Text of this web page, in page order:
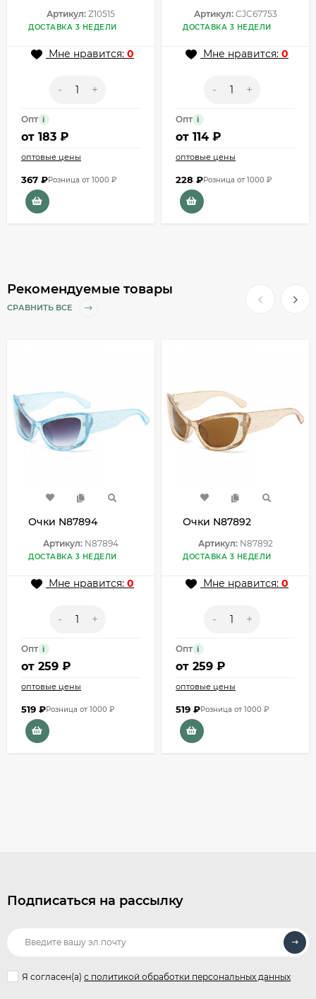
Артикул: Z10515
ДОСТАВКА 3 НЕДЕЛИ
Мне нравится: 0
- +
Опт i
от 183 ₽
оптовые цены
367 ₽Розница от 1000 ₽
Артикул:CJC67753
ДОСТАВКА 3 НЕДЕЛИ
Мне нравится: 0
- +
Опт i
от 114 ₽
оптовые цены
228 ₽Розница от 1000 ₽
Рекомендуемые товары
СРАВНИТЬ ВСЕ
Очки N87894
Артикул: N87894
ДОСТАВКА 3 НЕДЕЛИ
Мне нравится: 0
- +
Опт i
от 259 ₽
оптовые цены
519 ₽Розница от 1000 ₽
Очки N87892
Артикул:N87892
ДОСТАВКА 3 НЕДЕЛИ
Мне нравится: 0
- +
Опт i
от 259 ₽
оптовые цены
519 ₽Розница от 1000 ₽
Подписаться на рассылку
Я согласен(a) с политикой обработки персональных данных